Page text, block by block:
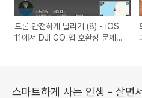
드론 안전하게 날리기 (8) - iOS
11에서 DJI GO 앱 호환성 문제
스마트하게 사는 인생 - 살면